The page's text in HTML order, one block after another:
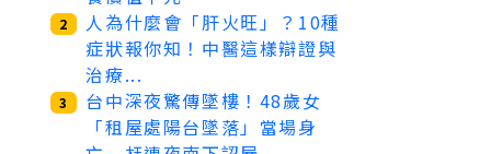
2
人為什麼會「肝火旺」？10種
症狀報你知！中醫這樣辯證與
治療...
3
台中深夜驚傳墜樓！48歲女
「租屋處陽台墜落」當場身